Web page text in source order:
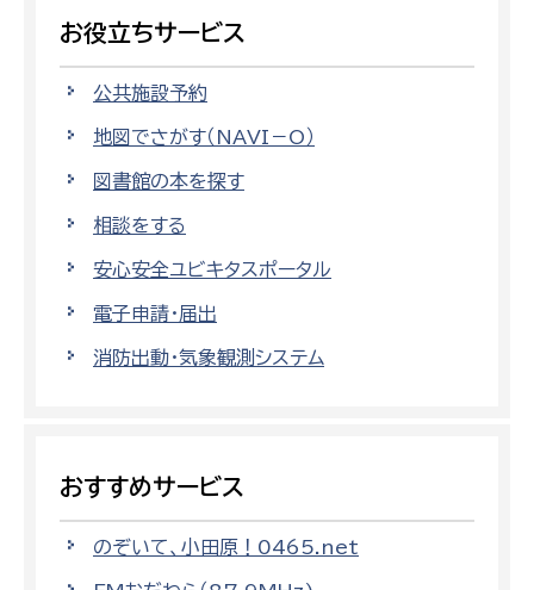
お役立ちサービス
公共施設予約
地図でさがす（NAVI－O）
図書館の本を探す
相談をする
安心安全ユビキタスポータル
電子申請・届出
消防出動・気象観測システム
おすすめサービス
のぞいて、小田原！0465.net